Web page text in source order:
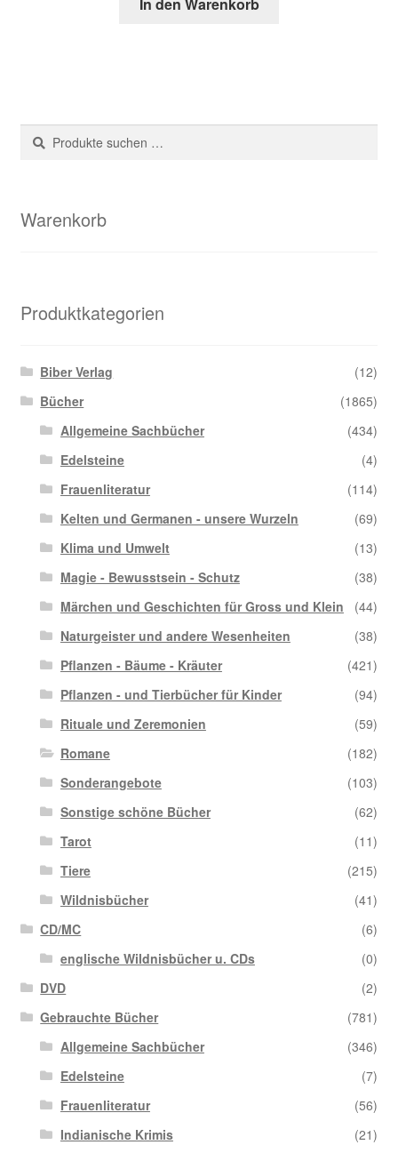
Suche
nach:
Suchen
Warenkorb
Produktkategorien
Biber Verlag
(12)
Bücher
(1865)
Allgemeine Sachbücher
(434)
Edelsteine
(4)
Frauenliteratur
(114)
Kelten und Germanen - unsere Wurzeln
(69)
Klima und Umwelt
(13)
Magie - Bewusstsein - Schutz
(38)
Märchen und Geschichten für Gross und Klein
(44)
Naturgeister und andere Wesenheiten
(38)
Pflanzen - Bäume - Kräuter
(421)
Pflanzen - und Tierbücher für Kinder
(94)
Rituale und Zeremonien
(59)
Romane
(182)
Sonderangebote
(103)
Sonstige schöne Bücher
(62)
Tarot
(11)
Tiere
(215)
Wildnisbücher
(41)
CD/MC
(6)
englische Wildnisbücher u. CDs
(0)
DVD
(2)
Gebrauchte Bücher
(781)
Allgemeine Sachbücher
(346)
Edelsteine
(7)
Frauenliteratur
(56)
Indianische Krimis
(21)